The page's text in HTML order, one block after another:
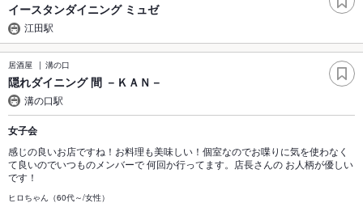
イースタンダイニング ミュゼ
江田駅
居酒屋 溝の口
隠れダイニング 間 －ＫＡＮ－
溝の口駅
女子会
感じの良いお店ですね！お料理も美味しい！個室なのでお喋りに気を使わなく
て良いのでいつものメンバーで 何回か行ってます。店長さんの お人柄が優しい
です！
ヒロちゃん（60代～/女性）